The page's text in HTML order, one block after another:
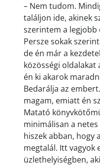
– Nem tudom.
találjon ide, akinek
szerintem a legjobb
Persze sokak
de én már a
közösségi
én ki akarok
Bedarálja az
magam, emiatt én
Matató
minimálisan a
hiszek abban, hogy
megtalál. Itt vagyok
üzlethelyiségben,